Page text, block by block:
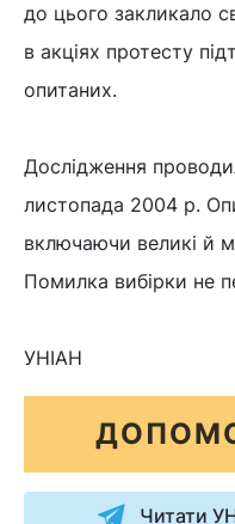
до цього закликало
в акціях протесту
опитаних.
Дослідження
листопада 2004 р.
включаючи великі й
Помилка вибірки не
УНІАН
Читати